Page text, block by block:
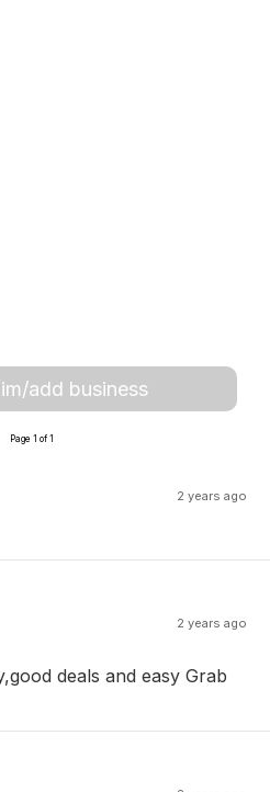
add business
Page 1 of 1
2 years ago
2 years ago
deals and easy Grab